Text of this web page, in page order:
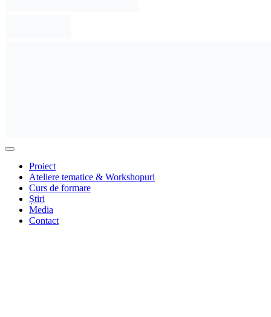
Proiect
Ateliere tematice & Workshopuri
Curs de formare
Știri
Media
Contact